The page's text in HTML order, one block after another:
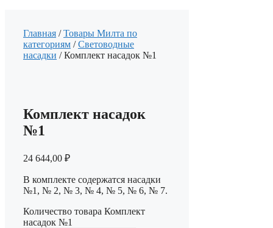
Главная /Товары Милта по
категориям /Световодные
насадки / Комплект насадок №1
Комплект насадок
№1
24 644,00 ₽
В комплекте содержатся насадки
№1, № 2, № 3, № 4, № 5, № 6, № 7.
Количество товара Комплект
насадок №1